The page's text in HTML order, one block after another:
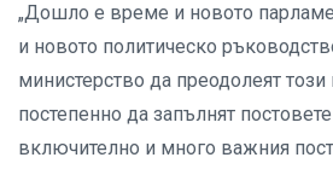
„Дошло е време и новото
и новото политическо
министерство да преодолеят този
постепенно да запълнят
включително и много важния